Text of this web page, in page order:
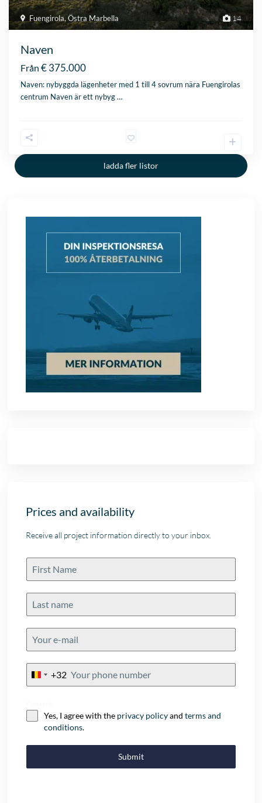
14
Fuengirola,Östra Marbella
Naven
Från € 375.000
Naven: nybyggda lägenheter med 1 till 4 sovrum nära Fuengirolas
centrum Naven är ett nybyg…
ladda fler listor
Prices and availability
Receive all project information directly to your inbox.
Belgium
+32
Yes, I agree with the privacy policyandterms and
conditions.
Submit